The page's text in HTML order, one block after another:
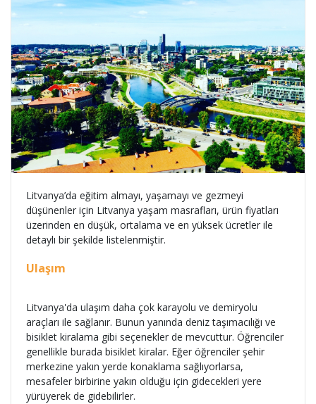
Litvanya’da eğitim almayı, yaşamayı ve gezmeyi
düşünenler için Litvanya yaşam masrafları, ürün fiyatları
üzerinden en düşük, ortalama ve en yüksek ücretler ile
detaylı bir şekilde listelenmiştir.
Ulaşım
Litvanya'da ulaşım daha çok karayolu ve demiryolu
araçları ile sağlanır. Bunun yanında deniz taşımacılığı ve
bisiklet kiralama gibi seçenekler de mevcuttur. Öğrenciler
genellikle burada bisiklet kiralar. Eğer öğrenciler şehir
merkezine yakın yerde konaklama sağlıyorlarsa,
mesafeler birbirine yakın olduğu için gidecekleri yere
yürüyerek de gidebilirler.